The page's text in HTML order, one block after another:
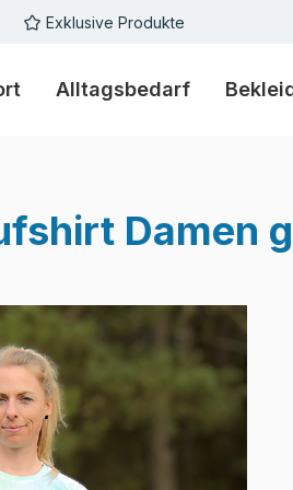
Exklusive Produkte
Alltagsbedarf
Damen